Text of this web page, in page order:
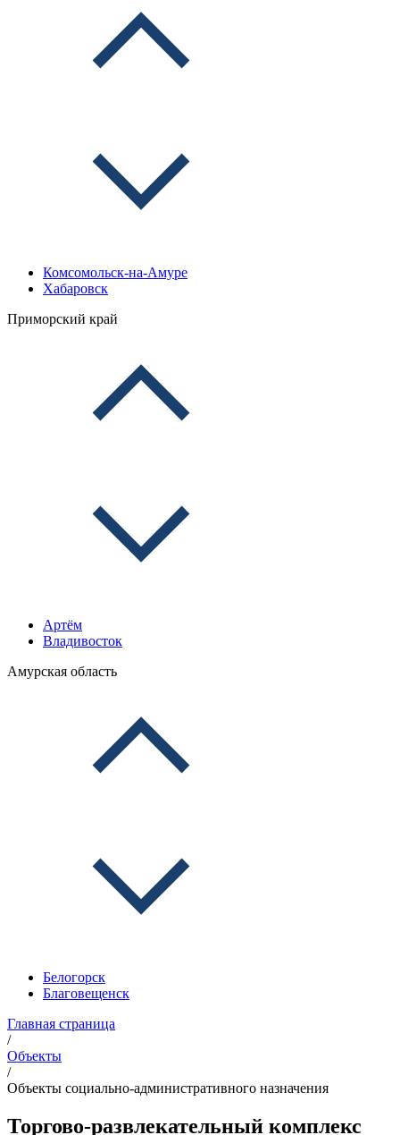
Комсомольск-на-Амуре
Хабаровск
Приморский край
Артём
Владивосток
Амурская область
Белогорск
Благовещенск
Главная страница
/
Объекты
/
Объекты социально-административного назначения
Торгово-развлекательный комплекс